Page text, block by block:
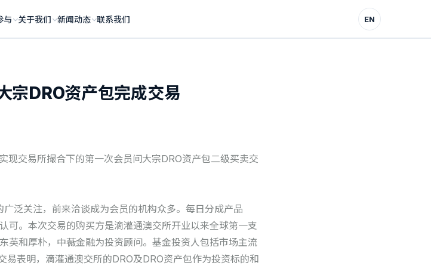
与 关于我们 新闻动态 联系我们 EN
宗DRO资产包完成交易
现交易所撮合下的第一次会员间大宗DRO资产包二级买卖交
泛关注，前来洽谈成为会员的机构众多。每日分成产品
可。本次交易的购买方是滴灌通澳交所开业以来全球第一支
英和厚朴，中薇金融为投资顾问。基金投资人包括市场主流
表明，滴灌通澳交所的DRO及DRO资产包作为投资标的和